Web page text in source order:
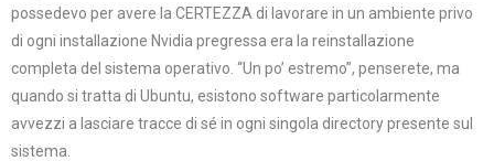
possedevo per avere la CERTEZZA di lavorare in un ambiente privo
di ogni installazione Nvidia pregressa era la reinstallazione
completa del sistema operativo. “Un po’ estremo”, penserete, ma
quando si tratta di Ubuntu, esistono software particolarmente
avvezzi a lasciare tracce di sé in ogni singola directory presente sul
sistema.